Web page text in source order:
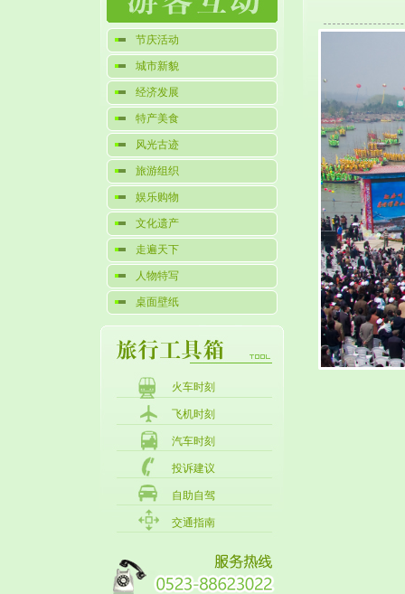
节庆活动
城市新貌
经济发展
特产美食
风光古迹
旅游组织
娱乐购物
文化遗产
走遍天下
人物特写
桌面壁纸
火车时刻
飞机时刻
汽车时刻
投诉建议
自助自驾
交通指南